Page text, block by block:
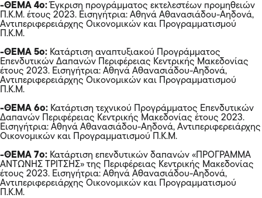
-ΘΕΜΑ 4ο:Έγκριση προγράμματος εκτελεστέων προμηθειών
Π.Κ.Μ. έτους 2023. Εισηγήτρια: Αθηνά Αθανασιάδου-Αηδονά,
Αντιπεριφερειάρχης Οικονομικών και Προγραμματισμού
Π.Κ.Μ.
-ΘΕΜΑ 5ο: Κατάρτιση αναπτυξιακού Προγράμματος
Επενδυτικών Δαπανών Περιφέρειας Κεντρικής Μακεδονίας
έτους 2023. Εισηγήτρια: Αθηνά Αθανασιάδου-Αηδονά,
Αντιπεριφερειάρχης Οικονομικών και Προγραμματισμού
Π.Κ.Μ.
-ΘΕΜΑ 6ο: Κατάρτιση τεχνικού Προγράμματος Επενδυτικών
Δαπανών Περιφέρειας Κεντρικής Μακεδονίας έτους 2023.
Εισηγήτρια: Αθηνά Αθανασιάδου-Αηδονά, Αντιπεριφερειάρχης
Οικονομικών και Προγραμματισμού Π.Κ.Μ.
-ΘΕΜΑ 7ο: Κατάρτιση επενδυτικών δαπανών «ΠΡΟΓΡΑΜΜΑ
ΑΝΤΩΝΗΣ ΤΡΙΤΣΗΣ» της Περιφέρειας Κεντρικής Μακεδονίας
έτους 2023. Εισηγήτρια: Αθηνά Αθανασιάδου-Αηδονά,
Αντιπεριφερειάρχης Οικονομικών και Προγραμματισμού
Π.Κ.Μ.